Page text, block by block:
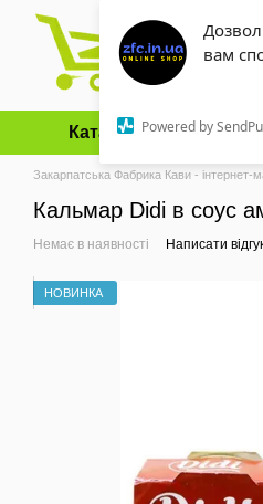
вам
Powered by
Перейти до основного контенту
Каталог Оплата і
Закарпатська Фабрика Кави - інтернет-
Кальмар Didi в соус
Немає в наявності Написати
НОВИНКА